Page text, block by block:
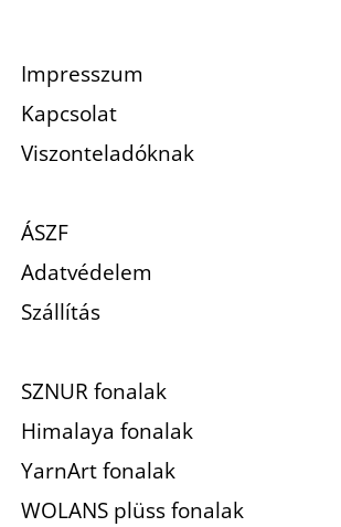
Impresszum
Kapcsolat
Viszonteladóknak
ÁSZF
Adatvédelem
Szállítás
SZNUR fonalak
Himalaya fonalak
YarnArt fonalak
WOLANS plüss fonalak